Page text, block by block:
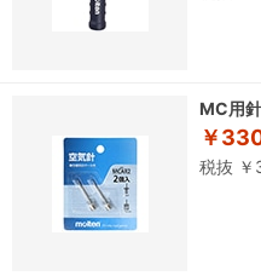
MC用
￥
税抜 ￥